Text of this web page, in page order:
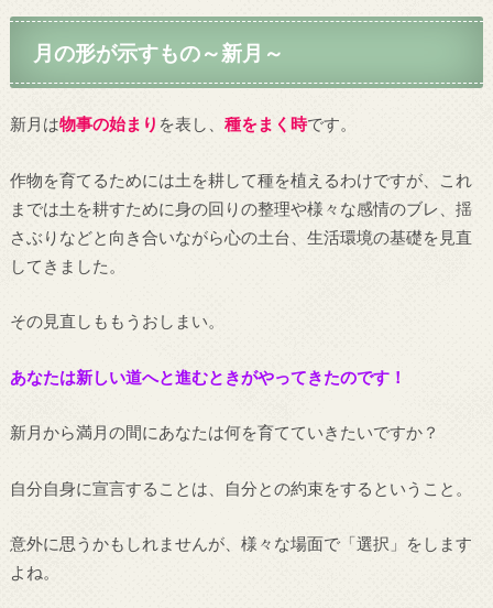
月の形が示すもの～新月～
新月は物事の始まり を表し、 種をまく時です。
作物を育てるためには土を耕して種を植えるわけですが、これ
までは土を耕すために身の回りの整理や様々な感情のブレ、揺
さぶりなどと向き合いながら心の土台、生活環境の基礎を見直
してきました。
その見直しももうおしまい。
あなたは新しい道へと進むときがやってきたのです！
新月から満月の間にあなたは何を育てていきたいですか？
自分自身に宣言することは、自分との約束をするということ。
意外に思うかもしれませんが、様々な場面で「選択」をします
よね。